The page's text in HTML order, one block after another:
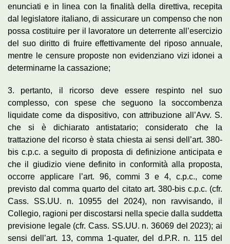
enunciati e in linea con la finalità della direttiva, recepita
dal legislatore italiano, di assicurare un compenso che non
possa costituire per il lavoratore un deterrente all’esercizio
del suo diritto di fruire effettivamente del riposo annuale,
mentre le censure proposte non evidenziano vizi idonei a
determinarne la cassazione;
3. pertanto, il ricorso deve essere respinto nel suo
complesso, con spese che seguono la soccombenza
liquidate come da dispositivo, con attribuzione all’Avv. S.
che si è dichiarato antistatario; considerato che la
trattazione del ricorso è stata chiesta ai sensi dell’art. 380-
bis c.p.c. a seguito di proposta di definizione anticipata e
che il giudizio viene definito in conformità alla proposta,
occorre applicare l’art. 96, commi 3 e 4, c.p.c., come
previsto dal comma quarto del citato art. 380-bis c.p.c. (cfr.
Cass. SS.UU. n. 10955 del 2024), non ravvisando, il
Collegio, ragioni per discostarsi nella specie dalla suddetta
previsione legale (cfr. Cass. SS.UU. n. 36069 del 2023); ai
sensi dell’art. 13, comma 1-quater, del d.P.R. n. 115 del